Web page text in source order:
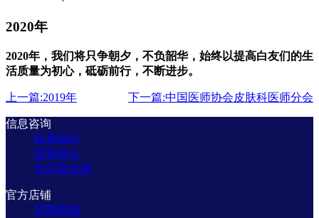
2020年
2020年，我们将只争朝夕，不负韶华，始终以提高白友们的生
活质量为初心，砥砺前行，不断进步。
上一篇:2019年 下一篇:中国医师协会皮肤科医师分会
信息咨询
联系我们
招贤纳士
合作及洽谈
官方店铺
官网商城